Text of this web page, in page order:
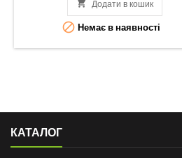
 Додати в кошик
 Немає в наявності
КАТАЛОГ